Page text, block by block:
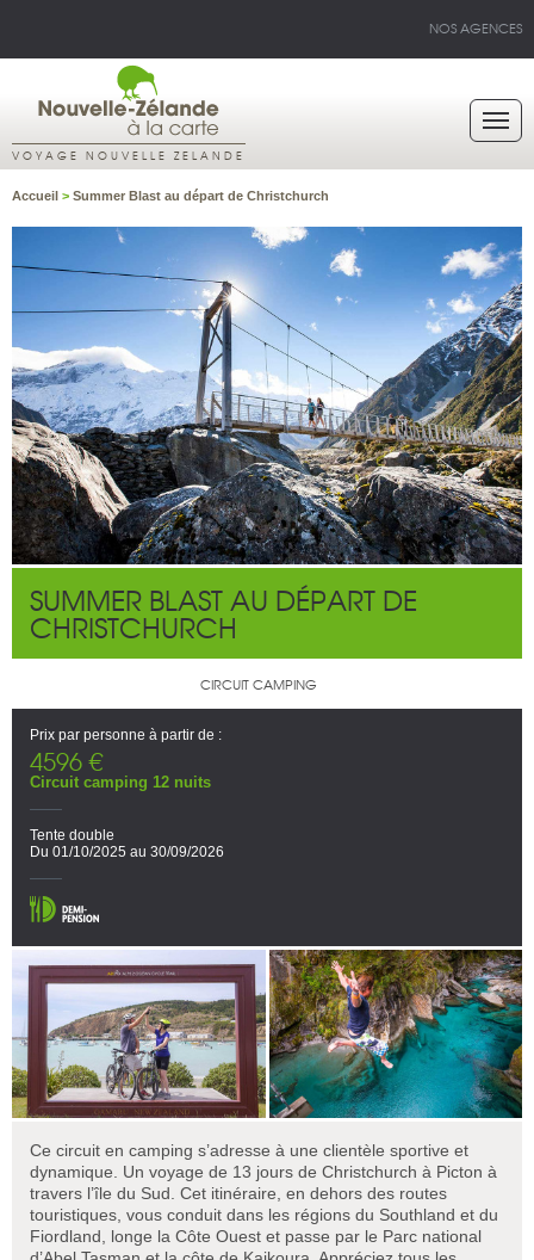
NOS AGENCES
VOYAGE NOUVELLE ZELANDE
Accueil > Summer Blast au départ de Christchurch
SUMMER BLAST AU DÉPART DE
CHRISTCHURCH
CIRCUIT CAMPING
Prix par personne à partir de :
4596 €
Circuit camping 12 nuits
Tente double
Du 01/10/2025 au 30/09/2026
Ce circuit en camping s’adresse à une clientèle sportive et
dynamique. Un voyage de 13 jours de Christchurch à Picton à
travers l’île du Sud. Cet itinéraire, en dehors des routes
touristiques, vous conduit dans les régions du Southland et du
Fiordland, longe la Côte Ouest et passe par le Parc national